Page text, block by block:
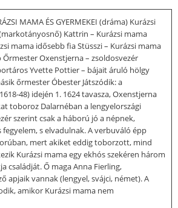
MAMA ÉS GYERMEKEI (dráma) Kurázsi
Kattrin – Kurázsi mama
mama idősebb fia Stüsszi – Kurázsi mama
Oxenstjerna – zsoldosvezér
Yvette Pottier – bájait áruló hölgy
őrmester Óbester Játszódik: a
48) idején 1. 1624 tavasza, Oxenstjerna
toboroz Dalarnéban a lengyelországi
szerint csak a háború jó a népnek,
s elvadulnak. A verbuváló épp
mert akiket eddig toborzott, mind
Kurázsi mama egy ekhós szekéren három
családját. Ő maga Anna Fierling,
apjaik vannak (lengyel, svájci, német). A
amikor Kurázsi mama nem